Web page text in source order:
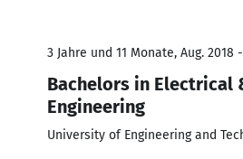
3 Jahre und 11 Monate, Aug. 2018
Bachelors in Electrical
Engineering
University of Engineering and